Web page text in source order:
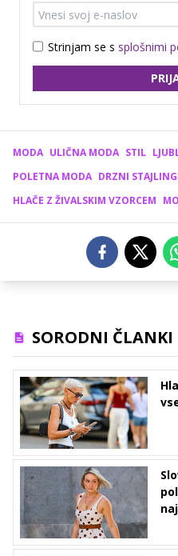
Strinjam se s splošnimi
MODA ULIČNA MODA STIL
POLETNA MODA DRZNI
HLAČE Z ŽIVALSKIM VZORCEM
SORODNI ČLANKI